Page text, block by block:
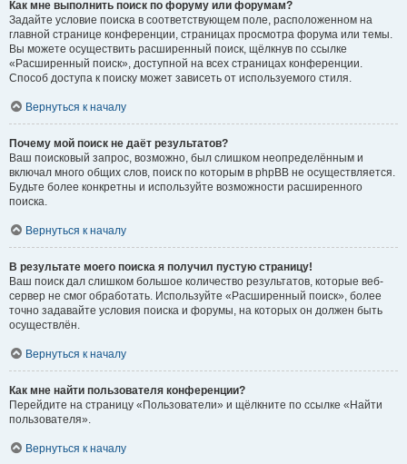
Как мне выполнить поиск по форуму или форумам?
Задайте условие поиска в соответствующем поле, расположенном на
главной странице конференции, страницах просмотра форума или темы.
Вы можете осуществить расширенный поиск, щёлкнув по ссылке
«Расширенный поиск», доступной на всех страницах конференции.
Способ доступа к поиску может зависеть от используемого стиля.
Вернуться к началу
Почему мой поиск не даёт результатов?
Ваш поисковый запрос, возможно, был слишком неопределённым и
включал много общих слов, поиск по которым в phpBB не осуществляется.
Будьте более конкретны и используйте возможности расширенного
поиска.
Вернуться к началу
В результате моего поиска я получил пустую страницу!
Ваш поиск дал слишком большое количество результатов, которые веб-
сервер не смог обработать. Используйте «Расширенный поиск», более
точно задавайте условия поиска и форумы, на которых он должен быть
осуществлён.
Вернуться к началу
Как мне найти пользователя конференции?
Перейдите на страницу «Пользователи» и щёлкните по ссылке «Найти
пользователя».
Вернуться к началу